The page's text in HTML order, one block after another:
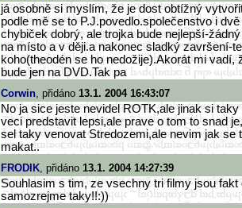
já osobně si myslím, že je dost obtížný
podle mě se to P.J.povedlo.společenstvo i
chybiček dobrý, ale trojka bude nejlepší-
na místo a v ději.a nakonec sladký završení-
koho(theodén se ho nedožije).Akorát mi vadí,
bude jen na DVD.Tak pa
Corwin, přidáno 13.1. 2004 16:43:07
No ja sice jeste nevidel ROTK,ale jinak si
veci predstavit lepsi,ale prave o tom to snad
sel taky venovat Stredozemi,ale nevim jak se
makat..
FRODIK, přidáno 13.1. 2004 14:27:39
Souhlasim s tim, ze vsechny tri filmy jsou
samozrejme taky!!:))